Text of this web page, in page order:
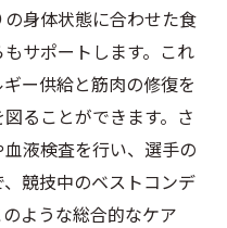
身体状態に合わせた食
サポートします。これ
ー供給と筋肉の修復を
ることができます。さ
液検査を行い、選手の
競技中のベストコンデ
ような総合的なケア